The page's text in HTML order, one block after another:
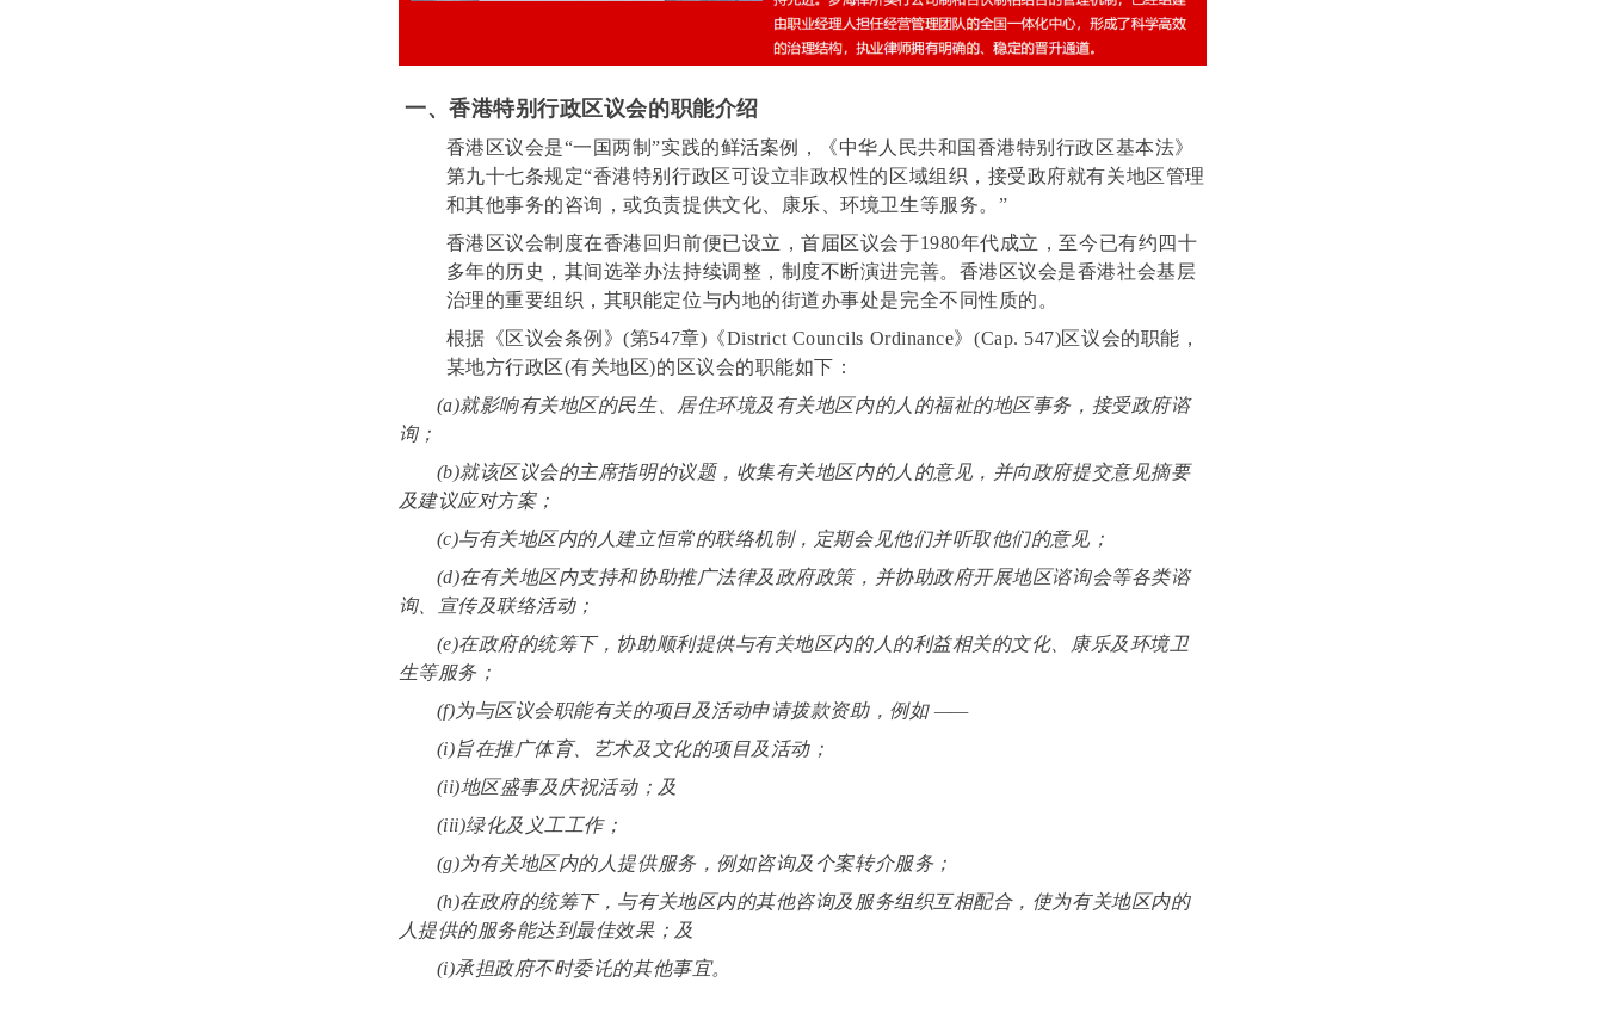
一、香港特别行政区议会的职能介绍
香港区议会是“一国两制”实践的鲜活案例，《中华人民共和国香港特别行政区基本法》
第九十七条规定“香港特别行政区可设立非政权性的区域组织，接受政府就有关地区管理
和其他事务的咨询，或负责提供文化、康乐、环境卫生等服务。”
香港区议会制度在香港回归前便已设立，首届区议会于1980年代成立，至今已有约四十
多年的历史，其间选举办法持续调整，制度不断演进完善。香港区议会是香港社会基层
治理的重要组织，其职能定位与内地的街道办事处是完全不同性质的。
根据《区议会条例》(第547章)《District Councils Ordinance》(Cap. 547)区议会的职能，
某地方行政区(有关地区)的区议会的职能如下：
(a)就影响有关地区的民生、居住环境及有关地区内的人的福祉的地区事务，接受政府谘
询；
(b)就该区议会的主席指明的议题，收集有关地区内的人的意见，并向政府提交意见摘要
及建议应对方案；
(c)与有关地区内的人建立恒常的联络机制，定期会见他们并听取他们的意见；
(d)在有关地区内支持和协助推广法律及政府政策，并协助政府开展地区谘询会等各类谘
询、宣传及联络活动；
(e)在政府的统筹下，协助顺利提供与有关地区内的人的利益相关的文化、康乐及环境卫
生等服务；
(f)为与区议会职能有关的项目及活动申请拨款资助，例如 ——
(i)旨在推广体育、艺术及文化的项目及活动；
(ii)地区盛事及庆祝活动；及
(iii)绿化及义工工作；
(g)为有关地区内的人提供服务，例如咨询及个案转介服务；
(h)在政府的统筹下，与有关地区内的其他咨询及服务组织互相配合，使为有关地区内的
人提供的服务能达到最佳效果；及
(i)承担政府不时委讬的其他事宜。